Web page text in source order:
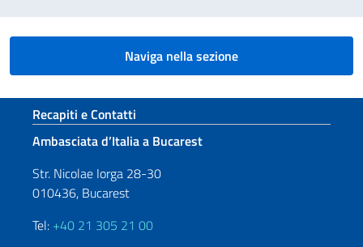
Naviga nella sezione
Sezione footer
Recapiti e Contatti
Ambasciata d’Italia a Bucarest
Str. Nicolae Iorga 28-30
010436, Bucarest
Tel: +40 21 305 21 00